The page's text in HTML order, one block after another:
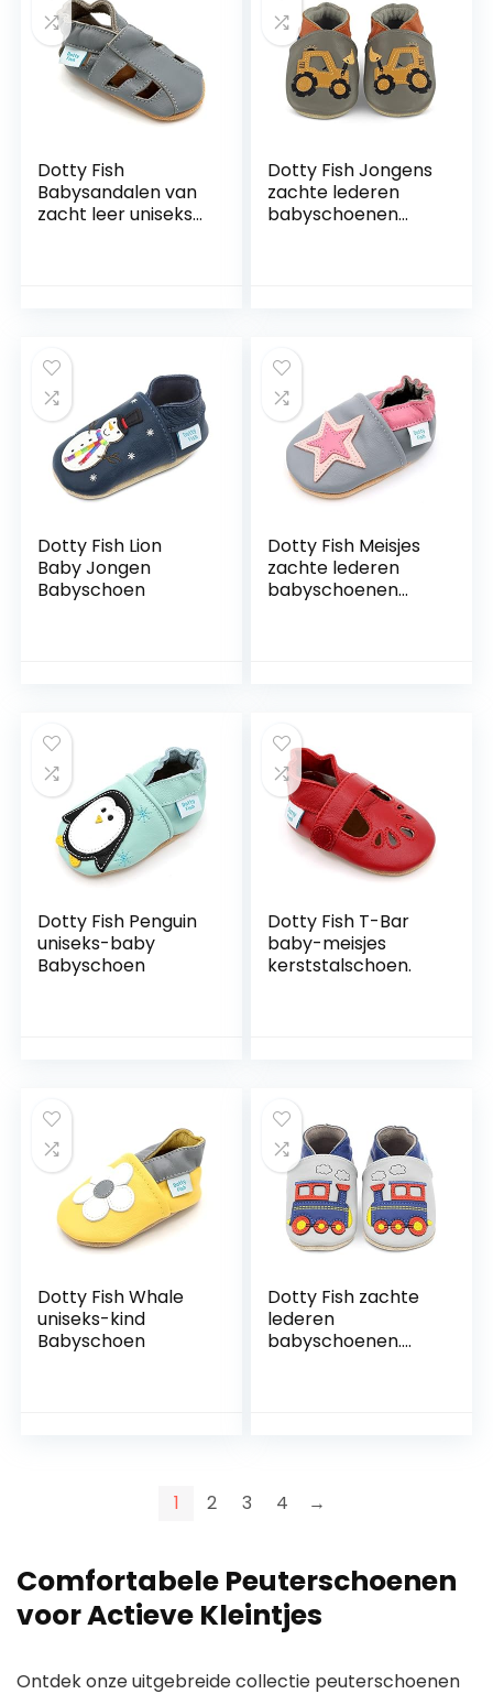
Dotty Fish
Babysandalen van
zacht leer uniseks-
Dotty Fish Jongens
zachte lederen
babyschoenen
Dotty Fish Lion
Baby Jongen
Babyschoen
Dotty Fish Meisjes
zachte lederen
babyschoenen
Dotty Fish Penguin
uniseks-baby
Babyschoen
Dotty Fish T-Bar
baby-meisjes
kerststalschoen.
Dotty Fish Whale
uniseks-kind
Babyschoen
Dotty Fish zachte
lederen
babyschoenen.
1
2 3 4 →
Comfortabele Peuterschoenen
voor Actieve Kleintjes
Ontdek onze uitgebreide collectie peuterschoenen